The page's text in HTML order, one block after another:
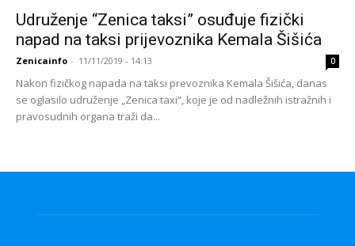
Udruženje “Zenica taksi” osuđuje fizički
napad na taksi prijevoznika Kemala Šišića
Zenicainfo - 11/11/2019 - 14:13 0
Nakon fizičkog napada na taksi prevoznika Kemala Šišića, danas
se oglasilo udruženje „Zenica taxi“, koje je od nadležnih istražnih i
pravosudnih organa traži da...